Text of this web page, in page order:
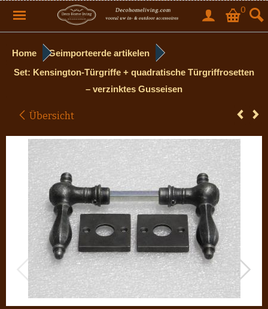
0
Home
Geimporteerde artikelen
Set: Kensington-Türgriffe + quadratische Türgriffrosetten
– verzinktes Gusseisen
Übersicht